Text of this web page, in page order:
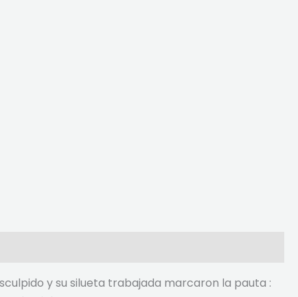
y su silueta trabajada marcaron la pauta :